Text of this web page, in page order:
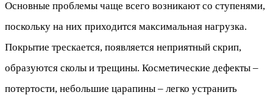
Основные проблемы чаще всего возникают со ступенями,
поскольку на них приходится максимальная нагрузка.
Покрытие трескается, появляется неприятный скрип,
образуются сколы и трещины. Косметические дефекты –
потертости, небольшие царапины – легко устранить